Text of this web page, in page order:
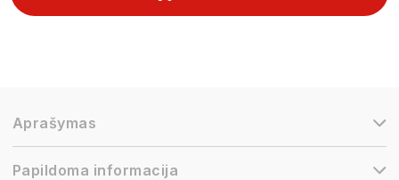
Aprašymas
Papildoma informacija